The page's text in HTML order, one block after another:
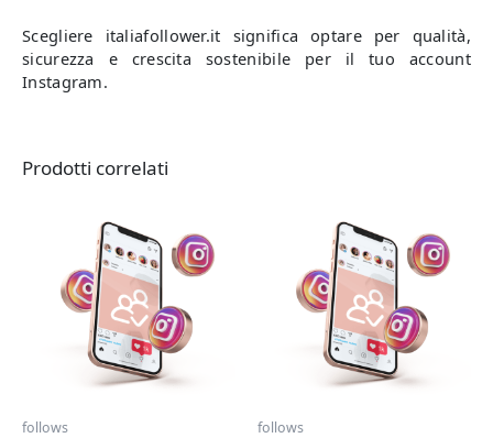
Scegliere italiafollower.it significa optare per qualità,
sicurezza e crescita sostenibile per il tuo account
Instagram.
Prodotti correlati
follows follows